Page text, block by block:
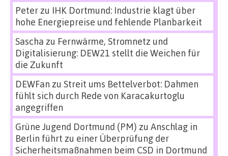
Peterzu IHK Dortmund: Industrie klagt über
hohe Energiepreise und fehlende Planbarkeit
Sascha zu Fernwärme, Stromnetz und
Digitalisierung: DEW21 stellt die Weichen für
die Zukunft
DEWFan zu Streit ums Bettelverbot: Dahmen
fühlt sich durch Rede von Karacakurtoglu
angegriffen
Grüne Jugend Dortmund (PM) zu Anschlag in
Berlin führt zu einer Überprüfung der
Sicherheitsmaßnahmen beim CSD in Dortmund